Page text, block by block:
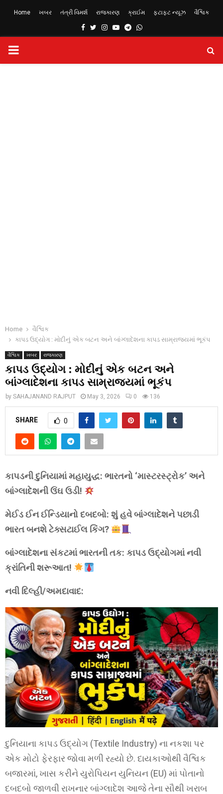
Home ખબર તંત્રી વિમર્શ રાજકારણ ક્રાઈમ ફટાફટ ન્યૂઝ વૈશ્વિક
Facebook
TwitterInstagram
YoutubeTelegram
Whatsapp
PRIMARY
Home
વૈશ્વિક
કાપડ ઉદ્યોગ : મોદીનું એક બટન અને બાંગ્લાદેશના કાપડ સામ્રાજ્યમાં ભૂકંપ
વૈશ્વિક ખબર રાજકારણ
કાપડ ઉદ્યોગ : મોદીનું એક બટન અને
બાંગ્લાદેશના કાપડ સામ્રાજ્યમાં ભૂકંપ
by SAHAJANAND RAJPUT May 3, 2026 0 136
SHARE 0
કાપડની દુનિયામાં મહાયુદ્ધ: ભારતનો ‘માસ્ટરસ્ટ્રોક’ અને
બાંગ્લાદેશની ઉંઘ ઉડી!
મેઈડ ઈન ઈન્ડિયાનો દબદબો: શું હવે બાંગ્લાદેશને પછાડી
ભારત બનશે ટેક્સટાઈલ કિંગ?
બાંગ્લાદેશના સંકટમાં ભારતની તક: કાપડ ઉદ્યોગમાં નવી
ક્રાંતિની શરૂઆત!
નવી દિલ્હી/અમદાવાદ:
દુનિયાના કાપડ ઉદ્યોગ (Textile Industry) ના નકશા પર
એક મોટો ફેરફાર જોવા મળી રહ્યો છે. દાયકાઓથી વૈશ્વિક
બજારમાં, ખાસ કરીને યુરોપિયન યુનિયન (EU) માં પોતાનો
દબદબો જાળવી રાખનાર બાંગ્લાદેશ આજે તેના સૌથી ખરાબ